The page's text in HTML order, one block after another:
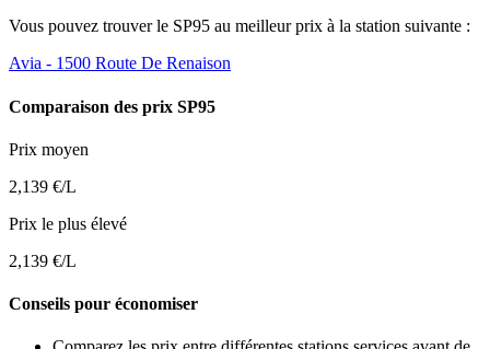
Vous pouvez trouver le SP95 au meilleur prix à la station suivante :
Avia - 1500 Route De Renaison
Comparaison des prix SP95
Prix moyen
2,139 €/L
Prix le plus élevé
2,139 €/L
Conseils pour économiser